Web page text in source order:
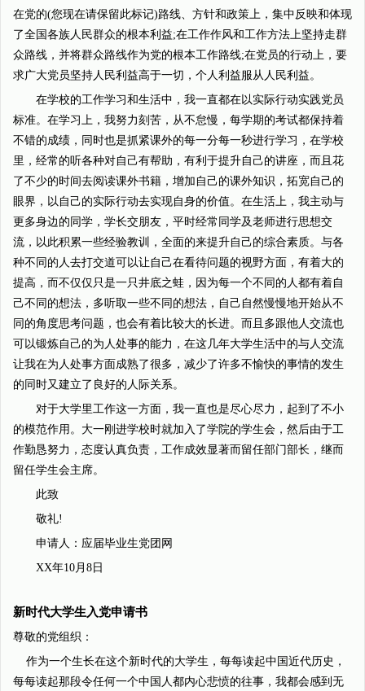
在党的(您现在请保留此标记)路线、方针和政策上，集中反映和体现
了全国各族人民群众的根本利益;在工作作风和工作方法上坚持走群
众路线，并将群众路线作为党的根本工作路线;在党员的行动上，要
求广大党员坚持人民利益高于一切，个人利益服从人民利益。
在学校的工作学习和生活中，我一直都在以实际行动实践党员
标准。在学习上，我努力刻苦，从不怠慢，每学期的考试都保持着
不错的成绩，同时也是抓紧课外的每一分每一秒进行学习，在学校
里，经常的听各种对自己有帮助，有利于提升自己的讲座，而且花
了不少的时间去阅读课外书籍，增加自己的课外知识，拓宽自己的
眼界，以自己的实际行动去实现自身的价值。在生活上，我主动与
更多身边的同学，学长交朋友，平时经常同学及老师进行思想交
流，以此积累一些经验教训，全面的来提升自己的综合素质。与各
种不同的人去打交道可以让自己在看待问题的视野方面，有着大的
提高，而不仅仅只是一只井底之蛙，因为每一个不同的人都有着自
己不同的想法，多听取一些不同的想法，自己自然慢慢地开始从不
同的角度思考问题，也会有着比较大的长进。而且多跟他人交流也
可以锻炼自己的为人处事的能力，在这几年大学生活中的与人交流
让我在为人处事方面成熟了很多，减少了许多不愉快的事情的发生
的同时又建立了良好的人际关系。
对于大学里工作这一方面，我一直也是尽心尽力，起到了不小
的模范作用。大一刚进学校时就加入了学院的学生会，然后由于工
作勤恳努力，态度认真负责，工作成效显著而留任部门部长，继而
留任学生会主席。
此致
敬礼!
申请人：应届毕业生党团网
XX年10月8日
新时代大学生入党申请书
尊敬的党组织：
作为一个生长在这个新时代的大学生，每每读起中国近代历史，
每每读起那段令任何一个中国人都内心悲愤的往事，我都会感到无